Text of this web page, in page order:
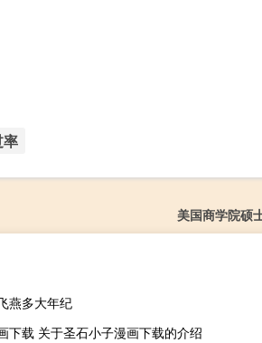
率
美国商学院硕
燕多大年纪
下载 关于圣石小子漫画下载的介绍